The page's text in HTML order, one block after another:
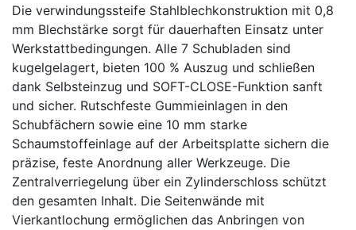
Die verwindungssteife Stahlblechkonstruktion mit 0,8
mm Blechstärke sorgt für dauerhaften Einsatz unter
Werkstattbedingungen. Alle 7 Schubladen sind
kugelgelagert, bieten 100 % Auszug und schließen
dank Selbsteinzug und SOFT-CLOSE-Funktion sanft
und sicher. Rutschfeste Gummieinlagen in den
Schubfächern sowie eine 10 mm starke
Schaumstoffeinlage auf der Arbeitsplatte sichern die
präzise, feste Anordnung aller Werkzeuge. Die
Zentralverriegelung über ein Zylinderschloss schützt
den gesamten Inhalt. Die Seitenwände mit
Vierkantlochung ermöglichen das Anbringen von